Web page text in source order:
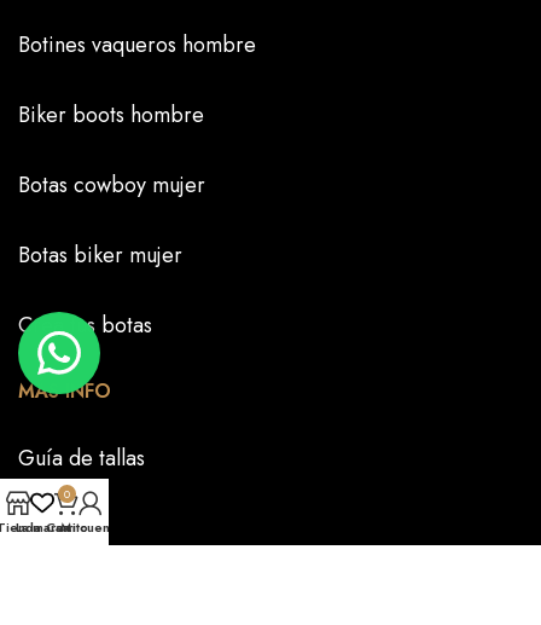
Botines vaqueros hombre
Biker boots hombre
Botas cowboy mujer
Botas biker mujer
Crea tus botas
MÁS INFO
Guía de tallas
FAQS
La marca
0
Carrito
Mi cuenta